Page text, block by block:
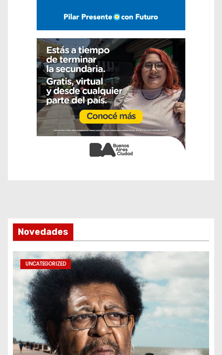
Novedades
UNCATEGORIZED